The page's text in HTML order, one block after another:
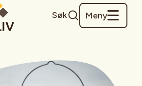
Søk Meny